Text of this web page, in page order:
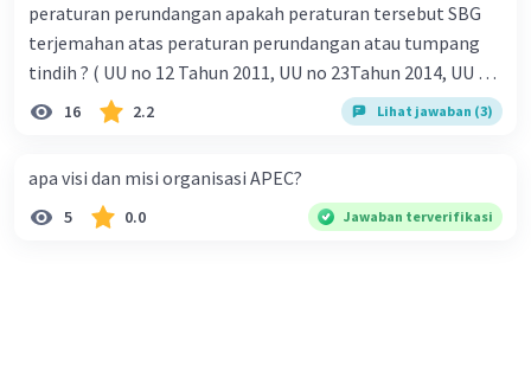
peraturan perundangan apakah peraturan tersebut SBG
terjemahan atas peraturan perundangan atau tumpang
tindih ? ( UU no 12 Tahun 2011, UU no 23Tahun 2014, UU No
25 Tahun 2004 ) 3 . Tuliskan peraturan perundangan yg di
undangkan atas perintah TAP MPR NO I / MPR/ 2003
pasal18, pasal 22, pasal 23, Pasal 26 , Pasal 27,pasal ,pasal
28, pasal 29, pasal 30 ,pasal 31 dan pasal 33 )
16 2.2 Lihat jawaban (3)
apa visi dan misi organisasi APEC?
5 0.0 Jawaban terverifikasi